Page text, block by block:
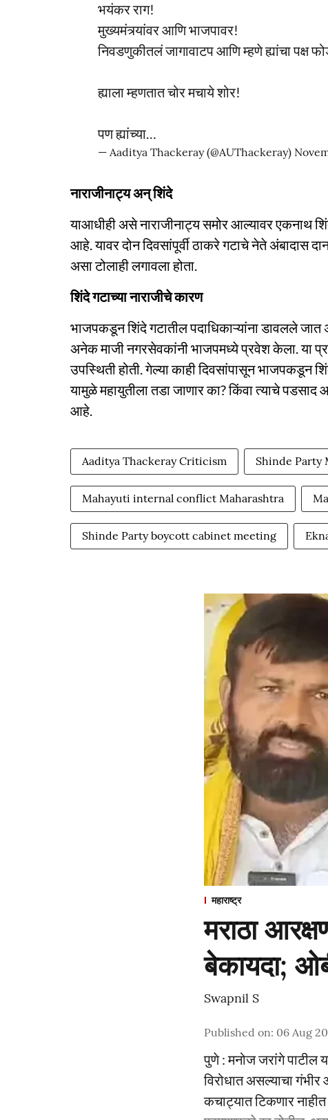
भयंकर राग!
मुख्यमंत्र्यांवर आणि भाजपावर!
निवडणुकीतलं जागावाटप आणि म्हणे ह्यांचा पक्ष
ह्याला म्हणतात चोर मचाये शोर!
पण ह्यांच्या…
— Aaditya Thackeray (@AUThackeray)
नाराजीनाट्य अन् शिंदे
याआधीही असे नाराजीनाट्य समोर आल्यावर एकनाथ
आहे. यावर दोन दिवसांपूर्वी ठाकरे गटाचे नेते अंबादास
असा टोलाही लगावला होता.
शिंदे गटाच्या नाराजीचे कारण
भाजपकडून शिंदे गटातील पदाधिकाऱ्यांना डावलले
अनेक माजी नगरसेवकांनी भाजपमध्ये प्रवेश केला. या
उपस्थिती होती. गेल्या काही दिवसांपासून भाजपकडून
यामुळे महायुतीला तडा जाणार का? किंवा त्याचे
आहे.
Aaditya Thackeray Criticism Shinde Party
Mahayuti internal conflict Maharashtra
Shinde Party boycott cabinet meeting
महाराष्ट्र
मराठा
बेकायदा;
Swapnil S
Published on: 06 Aug
पुणे : मनोज जरांगे पाटील
विरोधात असल्याचा
कचाट्यात टिकणार